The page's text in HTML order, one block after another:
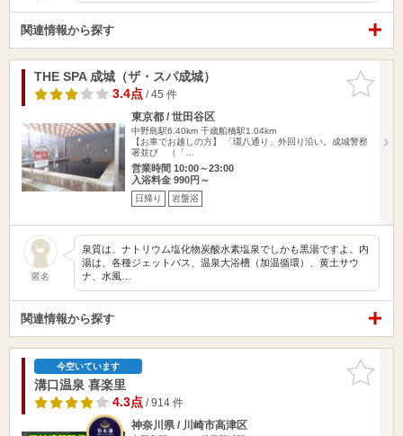
関連情報から探す
お気に入
りに追加
THE SPA 成城（ザ・スパ成城）
3.4点/ 45 件
東京都 / 世田谷区
中野島駅6.40km 千歳船橋駅1.04km
【お車でお越しの方】 「環八通り」外回り沿い。成城警察
署並び （「…
営業時間 10:00～23:00
入浴料金 990円～
日帰り 岩盤浴
匿名
泉質は、ナトリウム塩化物炭酸水素塩泉でしかも黒湯ですよ。内
湯は、各種ジェットバス、温泉大浴槽（加温循環）、黄土サウ
ナ、水風…
関連情報から探す
お気に入
りに追加
今空いています
溝口温泉 喜楽里
4.3点/ 914 件
神奈川県 / 川崎市高津区